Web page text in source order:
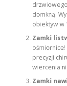
domkną.
obiektyw w
Zamki
ośmiornice!
precyzji
wiercenia
Zamki